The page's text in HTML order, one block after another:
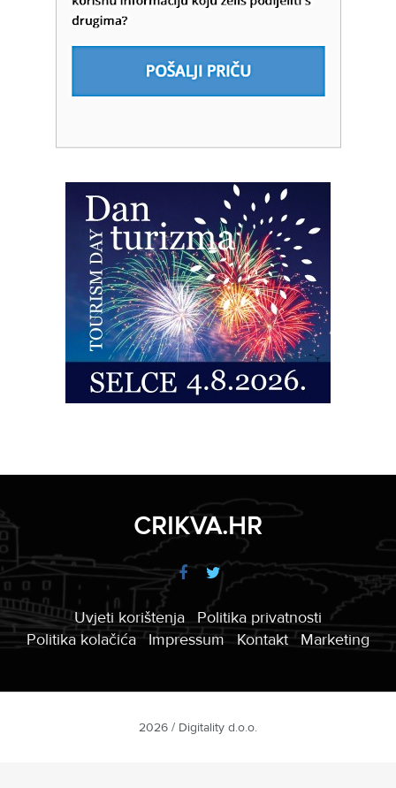
CRIKVA.HR
Uvjeti korištenja
Politika privatnosti
Politika kolačića
Impressum Kontakt Marketing
2026 / Digitality d.o.o.